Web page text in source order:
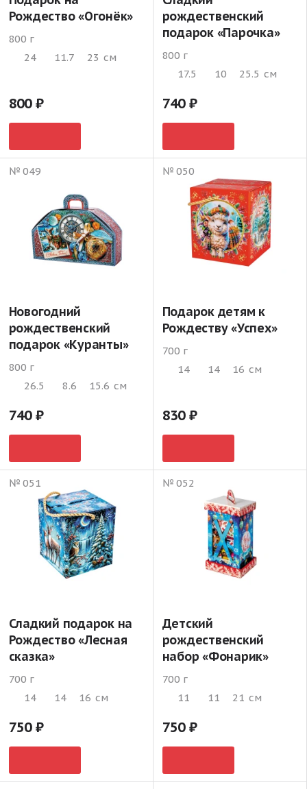
Рождество «Огонёк»
800 г
24
11.7 23 см
800
рождественский
подарок «Парочка»
800 г
17.5
10 25.5 см
740
№ 049
Новогодний
рождественский
подарок «Куранты»
800 г
26.5
8.6 15.6 см
740
№ 050
Подарок детям к
Рождеству «Успех»
700 г
14
14 16 см
830
№ 051
Сладкий подарок на
Рождество «Лесная
сказка»
700 г
14
14 16 см
750
№ 052
Детский
рождественский
набор «Фонарик»
700 г
11
11 21 см
750